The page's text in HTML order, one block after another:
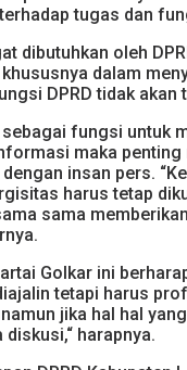
tugas dan
dibutuhkan oleh
dalam
DPRD tidak akan
fungsi untuk
maka penting
insan pers.
harus tetap
sama
Golkar ini
tetapi harus
jika hal hal
harapnya.